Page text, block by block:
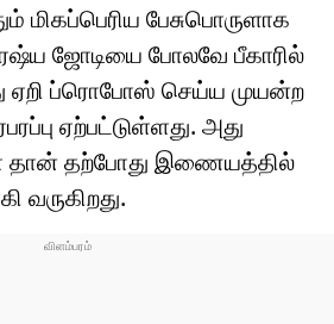
மிகப்பெரிய பேசுபொருளாக
ரஷ்ய ஜோடியை போலவே பீகாரில்
ஏறி ப்ரொபோஸ் செய்ய முயன்ற
ஏற்பட்டுள்ளது. அது
தான் தற்போது இணையத்தில்
வருகிறது.